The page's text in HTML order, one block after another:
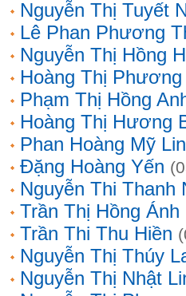
Nguyễn Thị Tuyết
Lê Phan Phương
Nguyễn Thị Hồng
Hoàng Thị Phương
Phạm Thị Hồng
Hoàng Thị Hương
Phan Hoàng Mỹ
Đặng Hoàng Yến
Nguyễn Thi Thanh
Trần Thị Hồng Ánh
Trần Thi Thu Hiền
Nguyễn Thị Thúy
Nguyễn Thị Nhật